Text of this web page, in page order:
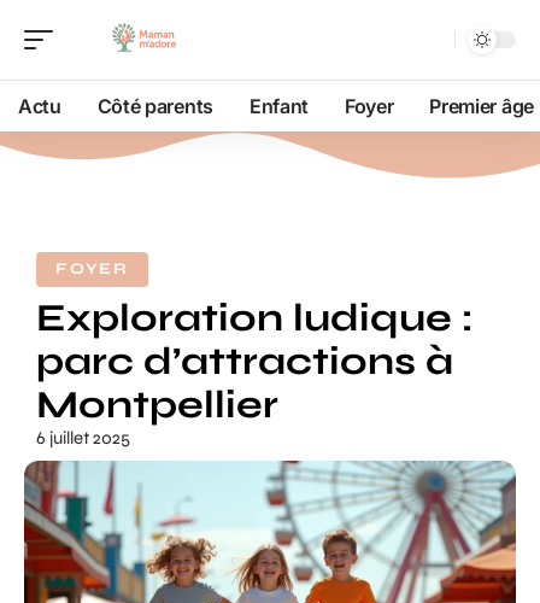
Actu Côté parents Enfant Foyer Premier âge
FOYER
Exploration ludique :
parc d’attractions à
Montpellier
6 juillet 2025